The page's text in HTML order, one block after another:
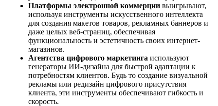
Платформы электронной коммерции выигрывают,
используя инструменты искусственного интеллекта
для создания макетов товаров, рекламных баннеров и
даже целых веб-страниц, обеспечивая
функциональность и эстетичность своих интернет-
магазинов.
Агентства цифрового маркетинга используют
генераторы ИИ-дизайна для быстрой адаптации к
потребностям клиентов. Будь то создание визуальной
рекламы или редизайн цифрового присутствия
клиента, эти инструменты обеспечивают гибкость и
скорость.